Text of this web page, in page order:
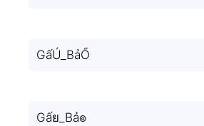
GấÚ_BảŐ
Gấย_Bả๏